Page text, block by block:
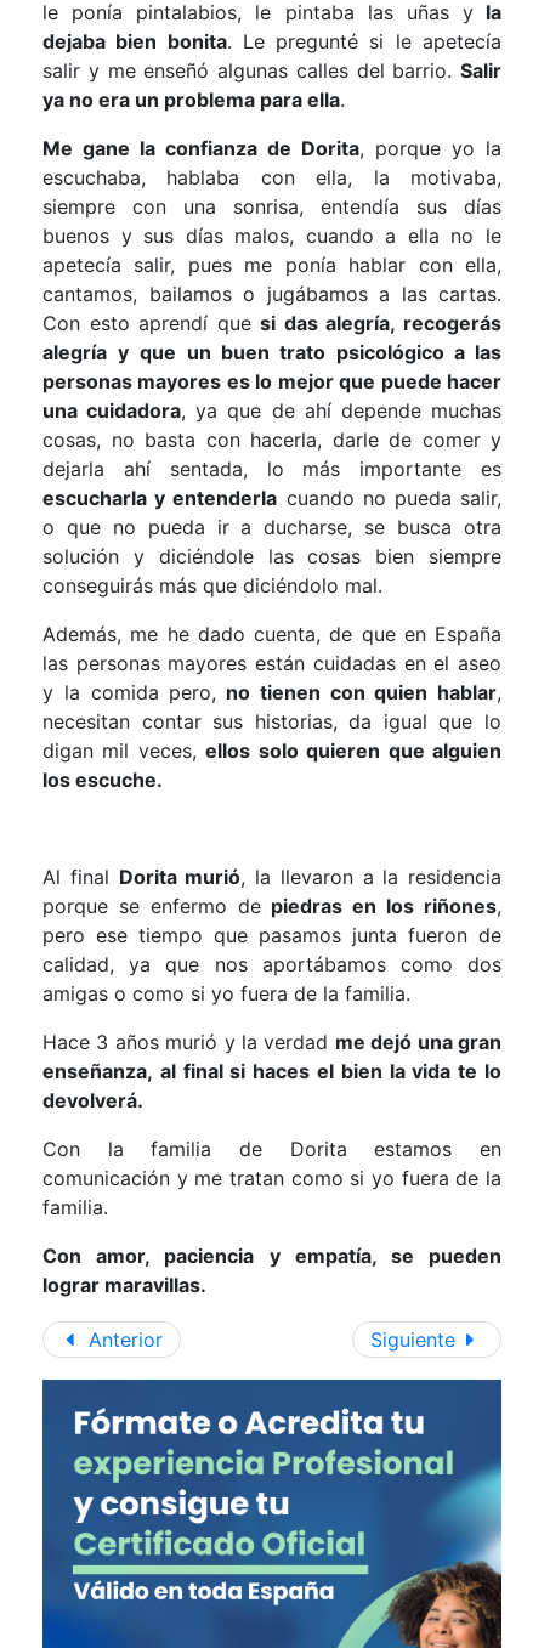
le ponía pintalabios, le pintaba las uñas yla
dejaba bien bonita. Le pregunté si le apetecía
salir y me enseñó algunas calles del barrio. Salir
ya no era un problema para ella.
Me gane la confianza de Dorita, porque yo la
escuchaba, hablaba con ella, la motivaba,
siempre con una sonrisa, entendía sus días
buenos y sus días malos, cuando a ella no le
apetecía salir, pues me ponía hablar con ella,
cantamos, bailamos o jugábamos a las cartas.
Con esto aprendí quesi das alegría, recogerás
alegría y que un buen trato psicológico a las
personas mayores es lo mejor que puede hacer
una cuidadora, ya que de ahí depende muchas
cosas, no basta con hacerla, darle de comer y
dejarla ahí sentada, lo más importante es
escucharla y entenderla cuando no pueda salir,
o que no pueda ir a ducharse, se busca otra
solución y diciéndole las cosas bien siempre
conseguirás más que diciéndolo mal.
Además, me he dado cuenta, de que en España
las personas mayores están cuidadas en el aseo
y la comida pero, no tienen con quien hablar,
necesitan contar sus historias, da igual que lo
digan mil veces,ellos solo quieren que alguien
los escuche.
Al final Dorita murió, la llevaron a la residencia
porque se enfermo de piedras en los riñones,
pero ese tiempo que pasamos junta fueron de
calidad, ya que nos aportábamos como dos
amigas o como si yo fuera de la familia.
Hace 3 años murió y la verdad me dejó una gran
enseñanza, al final si haces el bien la vida te lo
devolverá.
Con la familia de Dorita estamos en
comunicación y me tratan como si yo fuera de la
familia.
Con amor, paciencia y empatía, se pueden
lograr maravillas.
Anterior Siguiente